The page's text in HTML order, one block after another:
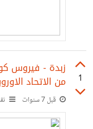
1
زبدة - فيروس
من الاتحاد
قبل 7 سنوات